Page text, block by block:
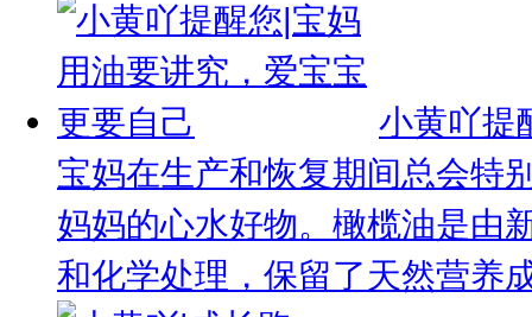
小黄吖提
宝妈在生产和恢复期间总会特
妈妈的心水好物。橄榄油是由
和化学处理，保留了天然营养